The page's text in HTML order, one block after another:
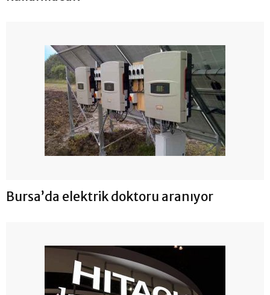
Bursa’da elektrik doktoru aranıyor